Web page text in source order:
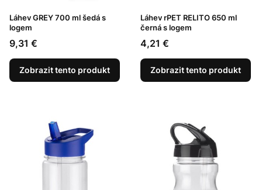
Láhev GREY 700 ml šedá s
logem
Cena
9,31 €
Zobrazit tento produkt
Láhev rPET RELITO 650 ml
černá s logem
Cena
4,21 €
Zobrazit tento produkt